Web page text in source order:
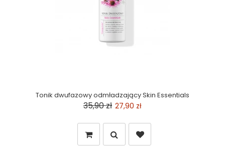
Tonik dwufazowy odmładzający Skin Essentials
35,90 zł 27,90 zł